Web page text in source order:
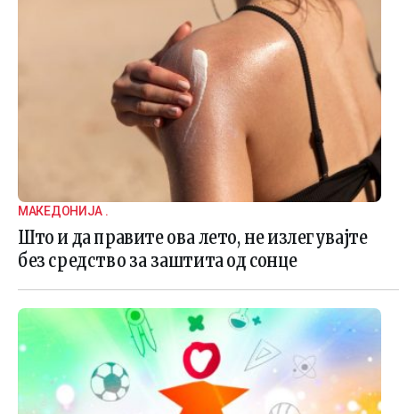
МАКЕДОНИЈА .
Што и да правите ова лето, не излегувајте
без средство за заштита од сонце